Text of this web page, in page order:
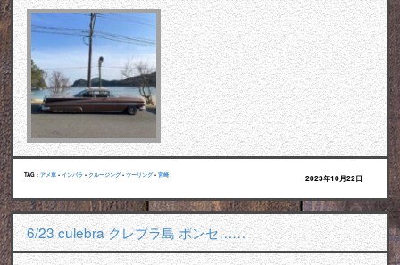
TAG : アメ車 • インパラ • クルージング• ツーリング• 宮崎 2023年10月22日
6/23 culebra クレブラ島 ポンセ……